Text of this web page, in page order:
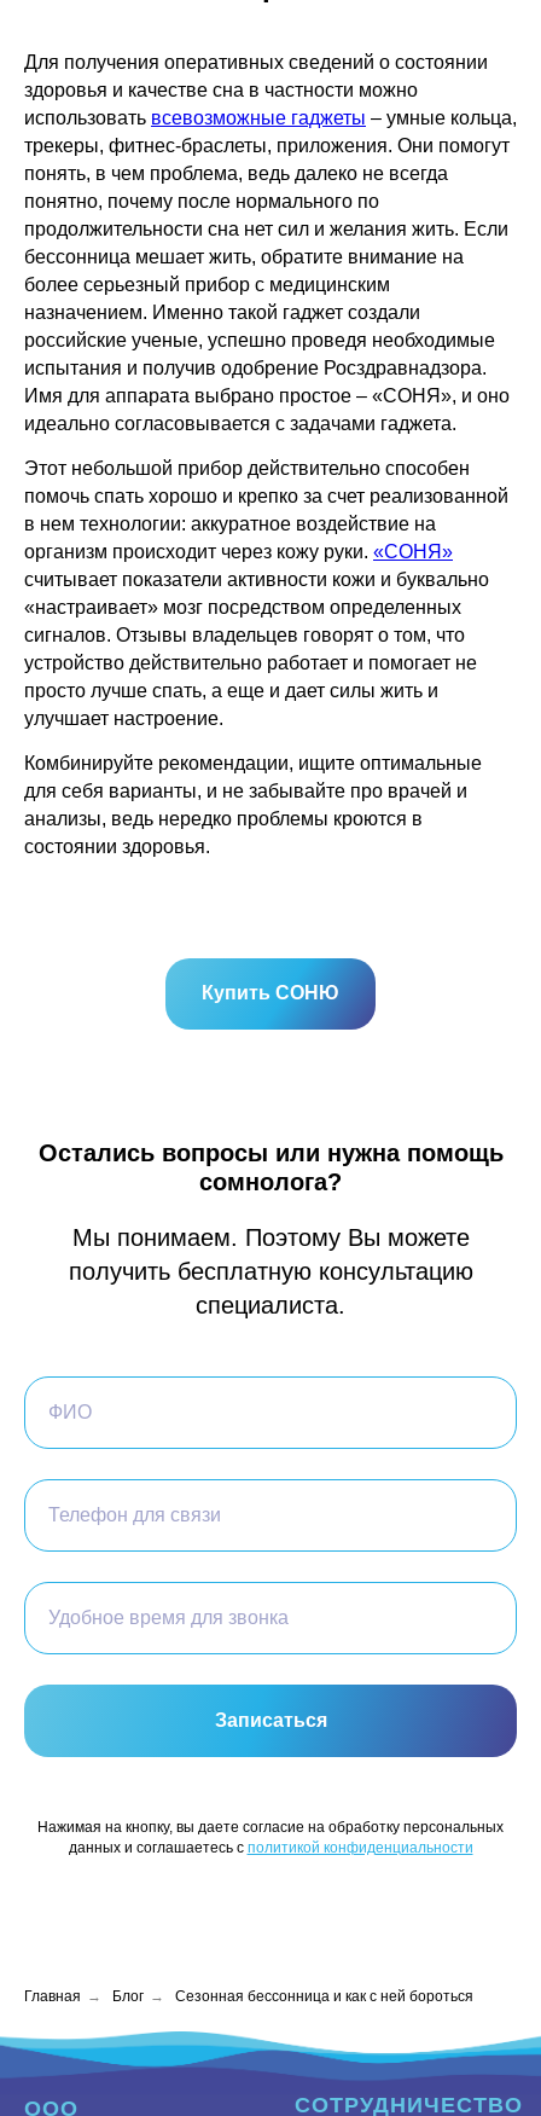
Для получения оперативных сведений о состоянии
здоровья и качестве сна в частности можно
использовать всевозможные гаджеты – умные кольца,
трекеры, фитнес-браслеты, приложения. Они помогут
понять, в чем проблема, ведь далеко не всегда
понятно, почему после нормального по
продолжительности сна нет сил и желания жить. Если
бессонница мешает жить, обратите внимание на
более серьезный прибор с медицинским
назначением. Именно такой гаджет создали
российские ученые, успешно проведя необходимые
испытания и получив одобрение Росздравнадзора.
Имя для аппарата выбрано простое – «СОНЯ», и оно
идеально согласовывается с задачами гаджета.
Этот небольшой прибор действительно способен
помочь спать хорошо и крепко за счет реализованной
в нем технологии: аккуратное воздействие на
организм происходит через кожу руки. «СОНЯ»
считывает показатели активности кожи и буквально
«настраивает» мозг посредством определенных
сигналов. Отзывы владельцев говорят о том, что
устройство действительно работает и помогает не
просто лучше спать, а еще и дает силы жить и
улучшает настроение.
Комбинируйте рекомендации, ищите оптимальные
для себя варианты, и не забывайте про врачей и
анализы, ведь нередко проблемы кроются в
состоянии здоровья.
Купить СОНЮ
Остались вопросы или нужна помощь
сомнолога?
Мы понимаем. Поэтому Вы можете
получить бесплатную консультацию
специалиста.
ФИО
Телефон для связи
Удобное время для звонка
Записаться
Нажимая на кнопку, вы даете согласие на обработку персональных
данных и соглашаетесь c политикой конфиденциальности
Главная → Блог → Сезонная бессонница и как с ней бороться
ООО СОТРУДНИЧЕСТВО